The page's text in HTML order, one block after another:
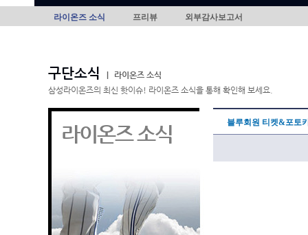
라이온즈 소식 프리뷰 외부감사보고서
구단소식
라이온즈 소식
삼성라이온즈의 최신 핫이슈! 라이온즈 소식을 통해 확인해 보세요.
라이온즈 소식 블루회원 티켓&포토